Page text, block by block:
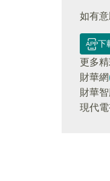
如有
下
更多精
財華網
財華
現代